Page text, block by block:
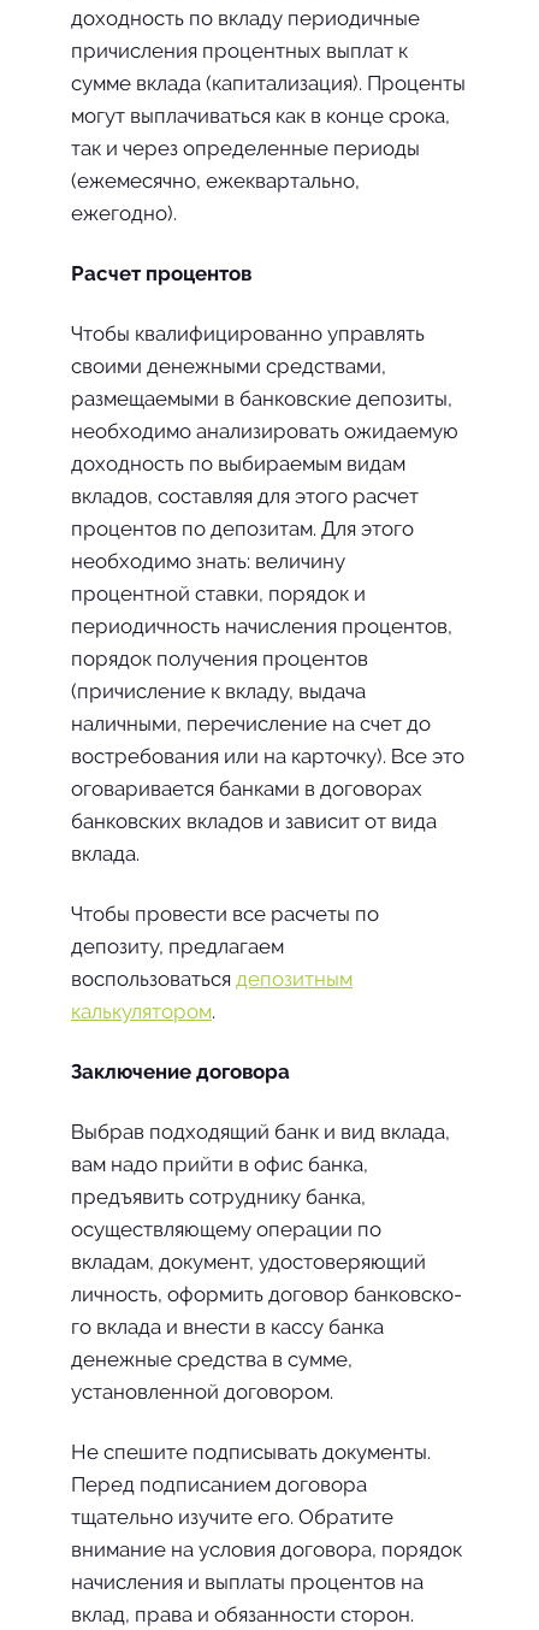
доходность по вкладу периодичные
причисления про­центных выплат к
сумме вклада (капитализация). Проценты
мо­гут выплачиваться как в конце срока,
так и через определенные периоды
(ежемесячно, ежеквартально,
ежегодно).
Расчет процентов
Чтобы квалифицированно управлять
своими денежными средствами,
размещаемыми в банковские депозиты,
необходи­мо анализировать ожидаемую
доходность по выбираемым ви­дам
вкладов, составляя для этого расчет
процентов по депозитам. Для этого
необходимо знать: ве­личину
процентной ставки, поря­док и
периодичность начисления процентов,
порядок получения процентов
(причисление к вкладу, выдача
наличными, перечисление на счет до
востребования или на карточку). Все это
оговаривается банками в договорах
банковских вкладов и зависит от вида
вклада.
Чтобы провести все расчеты по
депозиту, предлагаем
воспользоваться депозитным
калькулятором.
Заключение договора
Выбрав подходящий банк и вид вклада,
вам надо прийти в офис банка,
предъявить сотруд­нику банка,
осуществляющему операции по
вкладам, документ, удостоверяющий
личность, оформить договор банковско­
го вклада и внести в кассу бан­ка
денежные средства в сумме,
установленной договором.
Не спешите подписывать доку­менты.
Перед подписанием до­говора
тщательно изучите его. Обратите
внимание на условия договора, порядок
начисления и выплаты процентов на
вклад, права и обязанности сторон.